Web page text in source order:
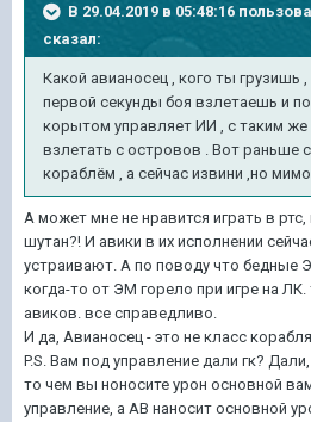
В 29.04.2019 в 05:48:16
сказал:
Какой авианосец , кого ты грузишь
первой секунды боя взлетаешь и
корытом управляет ИИ , с таким
взлетать с островов . Вот раньше
кораблём , а сейчас извини ,но
А может мне не нравится играть в
шутан?! И авики в их исполнении
устраивают. А по поводу что бедные
когда-то от ЭМ горело при игре на
авиков. все справедливо.
И да, Авианосец - это не класс
P.S. Вам под управление дали гк?
то чем вы ноносите урон основной
управление, а АВ наносит основной